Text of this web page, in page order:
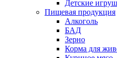
Детские
Пищевая продукция
Алкоголь
БАД
Зерно
Корма для